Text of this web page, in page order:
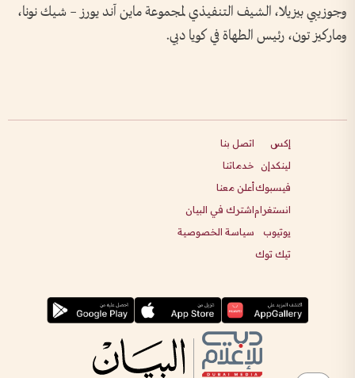
وجوزيبي بيزيلا، الشيف التنفيذي لمجموعة ماين آند يورز – شيك نونا،
وماركيز تون، رئيس الطهاة في كويا دبي.
إكس
لينكدإن
فيسبوك
انستغرام
يوتيوب
تيك توك
اتصل بنا
خدماتنا
أعلن معنا
اشترك في البيان
سياسة الخصوصية